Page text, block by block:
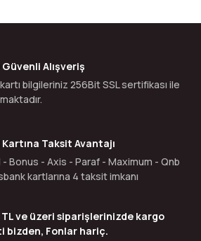
Güvenli Alışveriş
bilgileriniz 256Bit SSL sertifikası ile
Taksit Avantajı
- Bonus - Axis - Paraf - Maximum - Qnb
kartlarına 4 taksit imkanı
ve üzeri siparişlerinizde kargo
bizden, Fonlar hariç.